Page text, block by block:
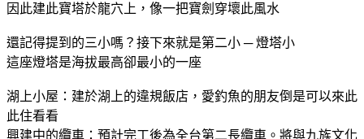
因此建此寶塔於龍穴上，像一把寶劍穿壞此風水
還記得提到的三小嗎？接下來就是第二小 ─ 燈塔小
這座燈塔是海拔最高卻最小的一座
湖上小屋：建於湖上的違規飯店，愛釣魚的朋友倒是可以來此
此住看看
興建中的纜車：預計完工後為全台第二長纜車。將與九族文化